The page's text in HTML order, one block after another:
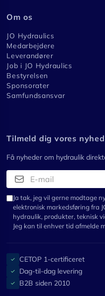
Om os
JO Hydraulics
Medarbejdere
Leverandører
Job i JO Hydraulics
Bestyrelsen
Sponsorater
Samfundsansvar
Tilmeld dig vores
Få nyheder om hydraulik
Ja tak, jeg vil gerne modtage
elektronisk markedsføring fra
hydraulik, produkter, teknisk
Jeg kan til enhver tid afmelde
✓ CETOP 1-certificeret
✓ Dag-til-dag levering
✓ B2B siden 2010